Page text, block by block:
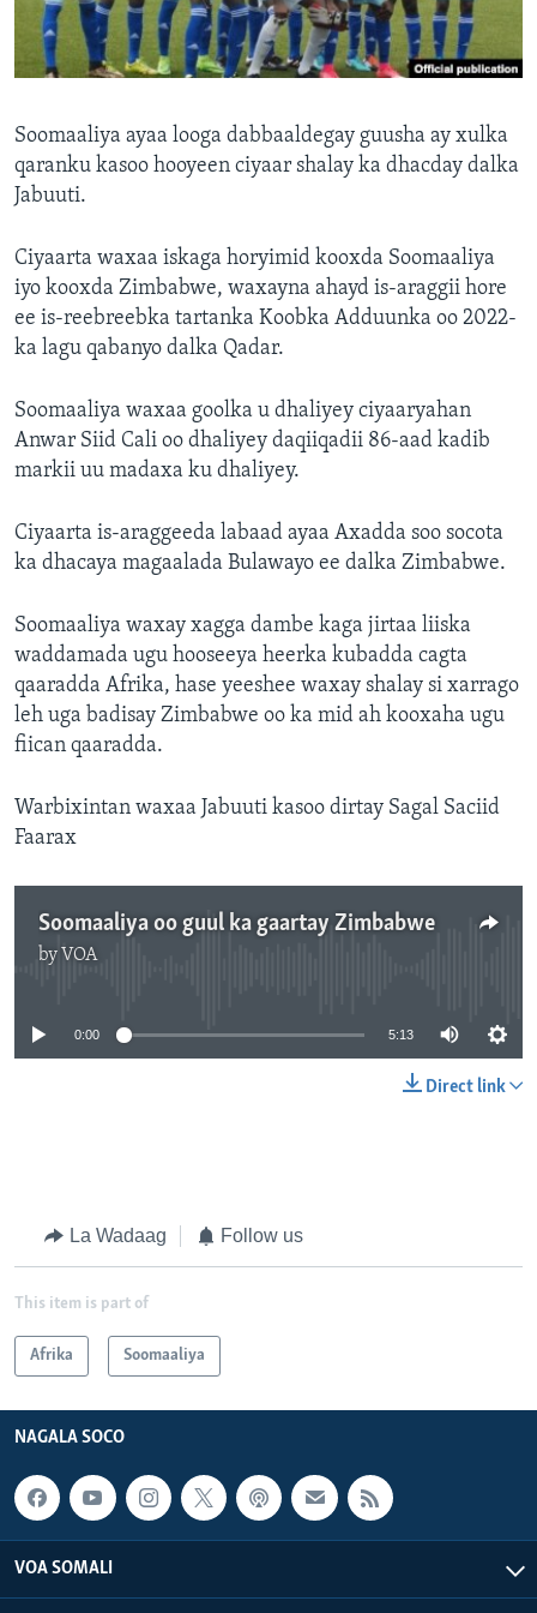
FAAQIDAADDA TODDOBAADKA
DHEXTAALKA TODDOBAADKA
Soomaaliya ayaa looga dabbaaldegay guusha ay xulka
qaranku kasoo hooyeen ciyaar shalay ka dhacday dalka
Jabuuti.
Ciyaarta waxaa iskaga horyimid kooxda Soomaaliya
iyo kooxda Zimbabwe, waxayna ahayd is-araggii hore
ee is-reebreebka tartanka Koobka Adduunka oo 2022-
ka lagu qabanyo dalka Qadar.
Soomaaliya waxaa goolka u dhaliyey ciyaaryahan
Anwar Siid Cali oo dhaliyey daqiiqadii 86-aad kadib
markii uu madaxa ku dhaliyey.
Ciyaarta is-araggeeda labaad ayaa Axadda soo socota
ka dhacaya magaalada Bulawayo ee dalka Zimbabwe.
Soomaaliya waxay xagga dambe kaga jirtaa liiska
waddamada ugu hooseeya heerka kubadda cagta
qaaradda Afrika, hase yeeshee waxay shalay si xarrago
leh uga badisay Zimbabwe oo ka mid ah kooxaha ugu
fiican qaaradda.
Warbixintan waxaa Jabuuti kasoo dirtay Sagal Saciid
Faarax
Soomaaliya oo guul ka gaartay Zimbabwe
by VOA
0:00 5:13
Direct link
La Wadaag Follow us
This item is part of
Afrika Soomaaliya
NAGALA SOCO
VOA SOMALI